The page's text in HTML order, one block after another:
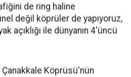
de ring haline
değil köprüler de yapıyoruz,
açıklığı ile dünyanın 4'üncü
Köprüsü'nün